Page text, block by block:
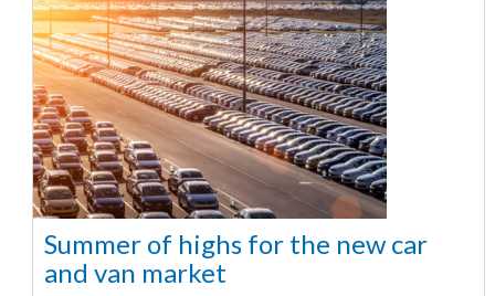
Summer of highs for the new car
and van market